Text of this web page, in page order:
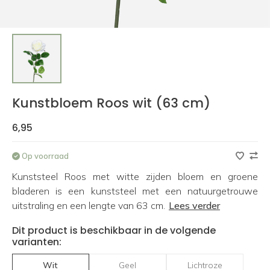
Kunstbloem Roos wit (63 cm)
6,95
Op voorraad
Kunststeel Roos met witte zijden bloem en groene
bladeren is een kunststeel met een natuurgetrouwe
uitstraling en een lengte van 63 cm. Lees verder
Dit product is beschikbaar in de volgende
varianten:
Wit Geel Lichtroze